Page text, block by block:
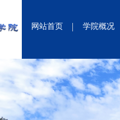
网站首页 学院概况